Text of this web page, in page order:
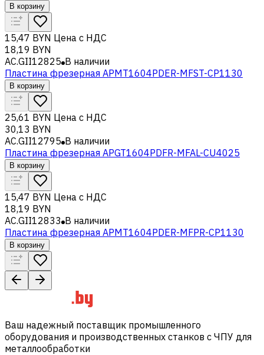
В корзину
15,47 BYN Цена с НДС
18,19 BYN
AC.GII12825 В наличии
Пластина фрезерная APMT1604PDER-MFST-CP1130
В корзину
25,61 BYN Цена с НДС
30,13 BYN
AC.GII12795 В наличии
Пластина фрезерная APGT1604PDFR-MFAL-CU4025
В корзину
15,47 BYN Цена с НДС
18,19 BYN
AC.GII12833 В наличии
Пластина фрезерная APMT1604PDER-MFPR-CP1130
В корзину
Ваш надежный поставщик промышленного
оборудования и производственных станков с ЧПУ для
металлообработки